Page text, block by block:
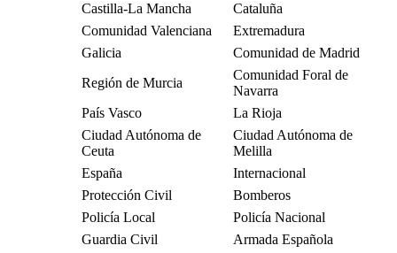
Castilla-La Mancha
Cataluña
Comunidad Valenciana
Extremadura
Galicia
Comunidad de Madrid
Región de Murcia
Comunidad Foral de
Navarra
País Vasco
La Rioja
Ciudad Autónoma de
Ceuta
Ciudad Autónoma de
Melilla
España
Internacional
Protección Civil
Bomberos
Policía Local
Policía Nacional
Guardia Civil
Armada Española